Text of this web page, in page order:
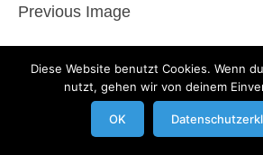
Previous Image
modrowgrafie.de © 2023 |AGB |Impressum/
Businessportraits
Diese Website benutzt Cookies. Wenn
nutzt, gehen wir von deinem
OK